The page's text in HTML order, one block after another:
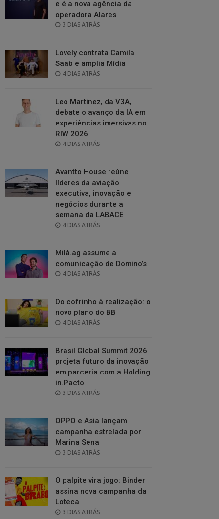
e é a nova agência da
operadora Alares
POSTED
3 DIAS ATRÁS
Lovely contrata Camila
Saab e amplia Mídia
POSTED
4 DIAS ATRÁS
Leo Martinez, da V3A,
debate o avanço da IA em
experiências imersivas no
RIW 2026
POSTED
4 DIAS ATRÁS
Avantto House reúne
líderes da aviação
executiva, inovação e
negócios durante a
semana da LABACE
POSTED
4 DIAS ATRÁS
Milà.ag assume a
comunicação de Domino’s
POSTED
4 DIAS ATRÁS
Do cofrinho à realização: o
novo plano do BB
POSTED
4 DIAS ATRÁS
Brasil Global Summit 2026
projeta futuro da inovação
em parceria com a Holding
in.Pacto
POSTED
3 DIAS ATRÁS
OPPO e Asia lançam
campanha estrelada por
Marina Sena
POSTED
3 DIAS ATRÁS
O palpite vira jogo: Binder
assina nova campanha da
Loteca
POSTED
3 DIAS ATRÁS